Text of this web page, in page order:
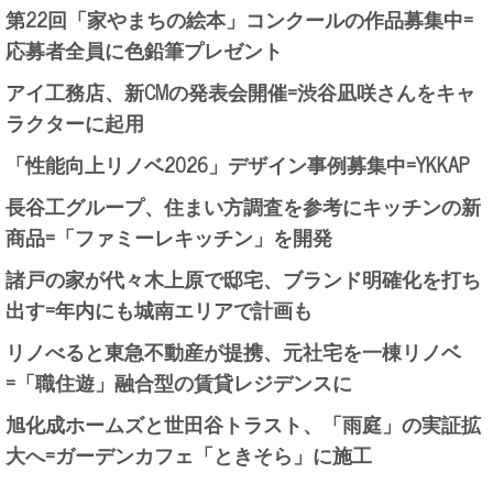
第22回「家やまちの絵本」コンクールの作品募集中=
応募者全員に色鉛筆プレゼント
アイ工務店、新CMの発表会開催=渋谷凪咲さんをキャ
ラクターに起用
「性能向上リノベ2026」デザイン事例募集中=YKKAP
長谷工グループ、住まい方調査を参考にキッチンの新
商品=「ファミーレキッチン」を開発
諸戸の家が代々木上原で邸宅、ブランド明確化を打ち
出す=年内にも城南エリアで計画も
リノべると東急不動産が提携、元社宅を一棟リノベ
=「職住遊」融合型の賃貸レジデンスに
旭化成ホームズと世田谷トラスト、「雨庭」の実証拡
大へ=ガーデンカフェ「ときそら」に施工